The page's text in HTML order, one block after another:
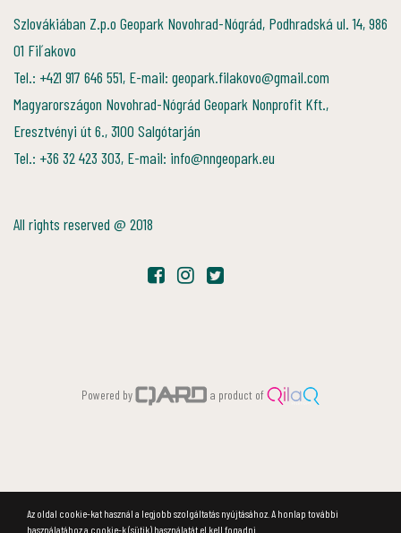
Szlovákiában Z.p.o Geopark Novohrad-Nógrád, Podhradská ul. 14, 986
01 Fiľakovo
Tel.: +421 917 646 551, E-mail: geopark.filakovo@gmail.com
Magyarországon Novohrad-Nógrád Geopark Nonprofit Kft.,
Eresztvényi út 6., 3100 Salgótarján
Tel.: +36 32 423 303, E-mail: info@nngeopark.eu
All rights reserved @ 2018
Powered by a product of
Az oldal cookie-kat használ a legjobb szolgáltatás nyújtásához. A honlap további
használatához a cookie-k (sütik) használatát el kell fogadni.